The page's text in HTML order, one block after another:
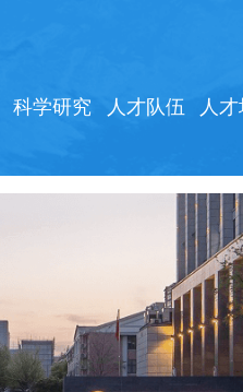
科学研究 人才队伍 人